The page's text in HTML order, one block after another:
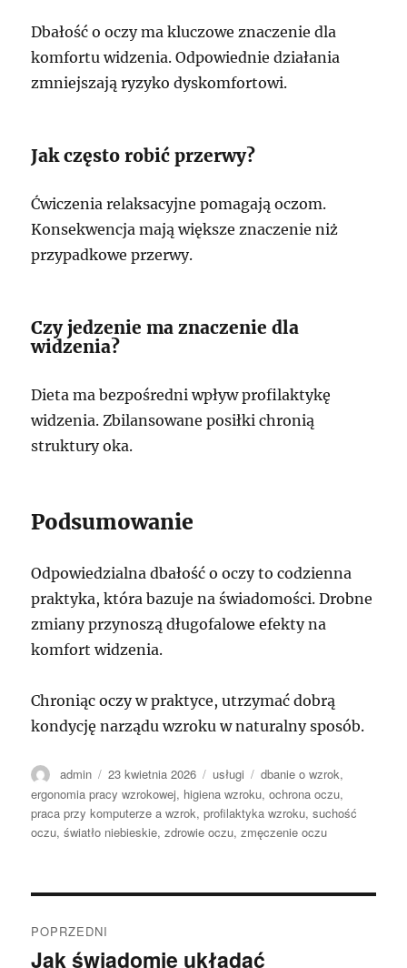
Dbałość o oczy ma kluczowe znaczenie dla
komfortu widzenia. Odpowiednie działania
zmniejszają ryzyko dyskomfortowi.
Jak często robić przerwy?
Ćwiczenia relaksacyjne pomagają oczom.
Konsekwencja mają większe znaczenie niż
przypadkowe przerwy.
Czy jedzenie ma znaczenie dla
widzenia?
Dieta ma bezpośredni wpływ profilaktykę
widzenia. Zbilansowane posiłki chronią
struktury oka.
Podsumowanie
Odpowiedzialna dbałość o oczy to codzienna
praktyka, która bazuje na świadomości. Drobne
zmiany przynoszą długofalowe efekty na
komfort widzenia.
Chroniąc oczy w praktyce, utrzymać dobrą
kondycję narządu wzroku w naturalny sposób.
Autor
admin
Data
publikacji
23 kwietnia 2026 Kategorie
usługi Tagi
dbanie o wzrok,
ergonomia pracy wzrokowej, higiena wzroku,ochrona oczu,
praca przy komputerze a wzrok,profilaktyka wzroku,suchość
oczu,światło niebieskie,zdrowie oczu,zmęczenie oczu
wpisu
POPRZEDNI
Poprzedni
Jak świadomie układać